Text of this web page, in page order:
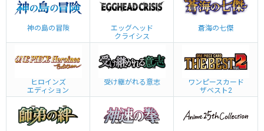
神の島の冒険
エッグヘッド
クライシス
蒼海の七傑
ヒロインズ
エディション
受け継がれる意志
ワンピースカード
ザベスト2